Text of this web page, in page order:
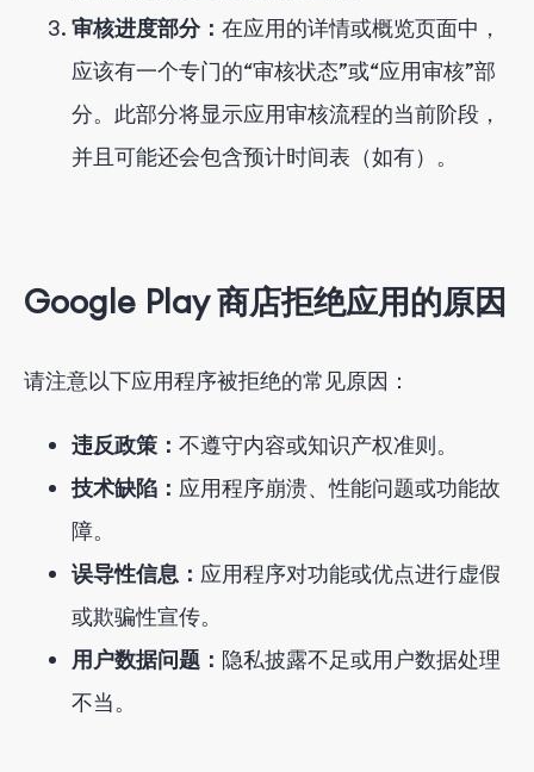
审核进度部分： 在应用的详情或概览页面中，
应该有一个专门的“审核状态”或“应用审核”部
分。此部分将显示应用审核流程的当前阶段，
并且可能还会包含预计时间表（如有）。
Google Play 商店拒绝应用的原因
请注意以下应用程序被拒绝的常见原因：
违反政策： 不遵守内容或知识产权准则。
技术缺陷： 应用程序崩溃、性能问题或功能故
障。
误导性信息： 应用程序对功能或优点进行虚假
或欺骗性宣传。
用户数据问题： 隐私披露不足或用户数据处理
不当。